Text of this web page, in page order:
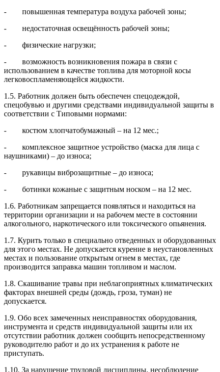
- повышенная температура воздуха рабочей зоны;
- недостаточная освещённость рабочей зоны;
- физические нагрузки;
- возможность возникновения пожара в связи с
использованием в качестве топлива для моторной косы
легковоспламеняющейся жидкости.
1.5. Работник должен быть обеспечен спецодеждой,
спецобувью и другими средствами индивидуальной защиты в
соответствии с Типовыми нормами:
- костюм хлопчатобумажный – на 12 мес.;
- комплексное защитное устройство (маска для лица с
наушниками) – до износа;
- рукавицы виброзащитные – до износа;
- ботинки кожаные с защитным носком – на 12 мес.
1.6. Работникам запрещается появляться и находиться на
территории организации и на рабочем месте в состоянии
алкогольного, наркотического или токсического опьянения.
1.7. Курить только в специально отведенных и оборудованных
для этого местах. Не допускается курение в неустановленных
местах и пользование открытым огнем в местах, где
производится заправка машин топливом и маслом.
1.8. Скашивание травы при неблагоприятных климатических
факторах внешней среды (дождь, гроза, туман) не
допускается.
1.9. Обо всех замеченных неисправностях оборудования,
инструмента и средств индивидуальной защиты или их
отсутствии работник должен сообщить непосредственному
руководителю работ и до их устранения к работе не
приступать.
1.10. За нарушение трудовой дисциплины, несоблюдение